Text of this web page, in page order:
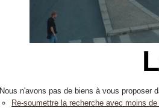
Nous n'avons pas de biens à vous proposer
Re-soumettre la recherche avec moins de